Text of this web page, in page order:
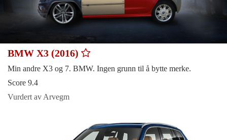
BMW X3 (2016)
Min andre X3 og 7. BMW. Ingen grunn til å bytte merke.
Score 9.4
Vurdert av Arvegm